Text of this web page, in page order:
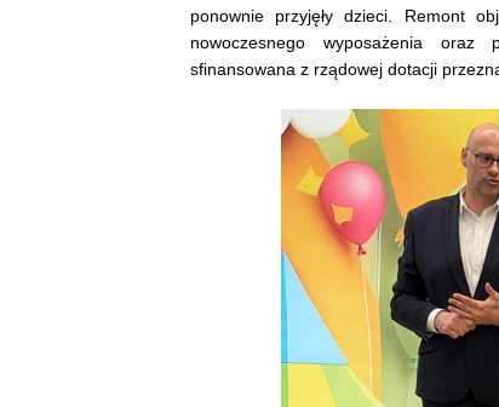
ponownie przyjęły dzieci. Remont
nowoczesnego wyposażenia oraz
sfinansowana z rządowej dotacji